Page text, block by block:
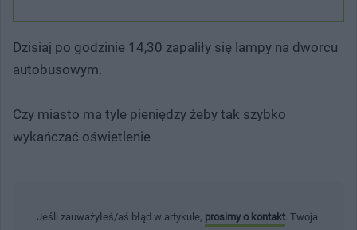
Dzisiaj po godzinie 14,30 zapaliły się lampy na dworcu
autobusowym.
Czy miasto ma tyle pieniędzy żeby tak szybko
wykańczać oświetlenie
Jeśli zauważyłeś/aś błąd w artykule, prosimy o kontakt . Twoja